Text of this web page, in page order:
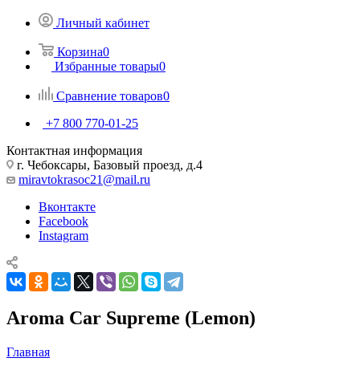
Личный кабинет
Корзина0
Избранные товары0
Сравнение товаров0
+7 800 770-01-25
Контактная информация
г. Чебоксары, Базовый проезд, д.4
miravtokrasoc21@mail.ru
Вконтакте
Facebook
Instagram
Aroma Car Supreme (Lemon)
Главная